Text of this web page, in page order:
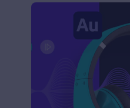
Los mejores